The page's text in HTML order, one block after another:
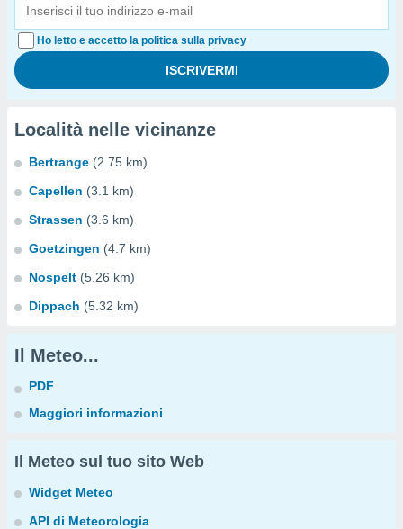
Ho letto e accetto la politica sulla privacy
Località nelle vicinanze
Bertrange (2.75 km)
Capellen (3.1 km)
Strassen (3.6 km)
Goetzingen (4.7 km)
Nospelt (5.26 km)
Dippach (5.32 km)
Il Meteo...
PDF
Maggiori informazioni
Il Meteo sul tuo sito Web
Widget Meteo
API di Meteorologia